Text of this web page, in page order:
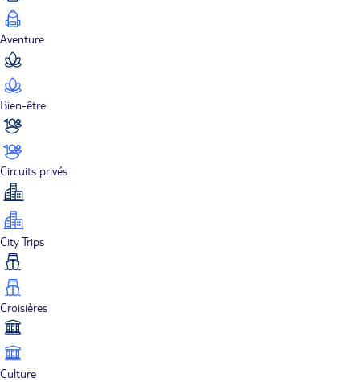
Aventure
Bien-être
Circuits privés
City Trips
Croisières
Culture